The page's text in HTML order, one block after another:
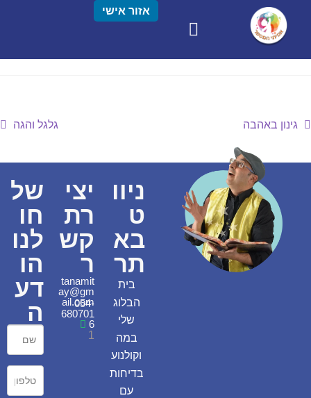
אזור אישי
גינון באהבה גלגל והגה
ניוו
ט
בא
תר
בית
הבלוג
שלי
במה
וקולנוע
בדיחות
עם
יצי
רת
קש
ר
tanamit
ay@gm
ail.com
054-
680701
6
1
של
חו
לנו
הו
דע
ה